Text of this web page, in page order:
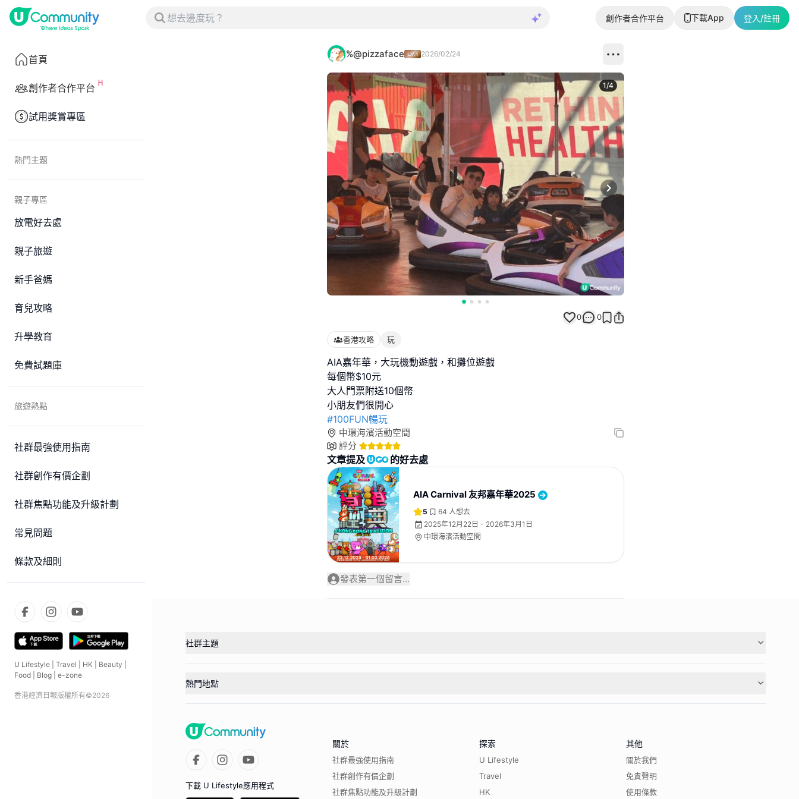
創作者合作平台 下載App 登入/註冊
首頁
創作者合作平台
試用獎賞專區
熱門主題
親子專區
放電好去處
親子旅遊
新手爸媽
育兒攻略
升學教育
免費試題庫
旅遊熱點
社群最強使用指南
社群創作有價企劃
社群焦點功能及升級計劃
常見問題
條款及細則
U Lifestyle Travel HK Beauty
Food
Blog e-zone
香港經濟日報版權所有©2026
%@pizzaface 2026/02/24
Next slide
1/4
0 0
香港攻略 玩
AIA嘉年華，大玩機動遊戲，和攤位遊戲
每個幣$10元
大人門票附送10個幣
#100FUN暢玩
中環海濱活動空間
評分
文章提及 的好去處
AIA Carnival 友邦嘉年華2025
5 64 人想去
2025年12月22日 - 2026年3月1日
中環海濱活動空間
發表第一個留言...
社群主題
熱門地點
下載 U Lifestyle應用程式
關於
社群最強使用指南
社群創作有價企劃
社群焦點功能及升級計劃
探索
U Lifestyle
Travel
HK
其他
關於我們
免責聲明
使用條款